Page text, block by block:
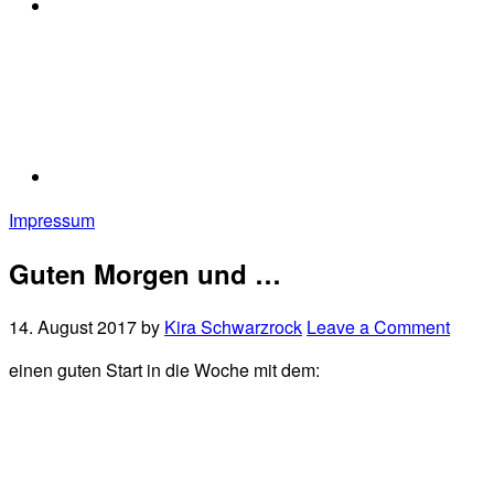
Impressum
Guten Morgen und …
14. August 2017by Kira Schwarzrock Leave a Comment
einen guten Start in die Woche mit dem: